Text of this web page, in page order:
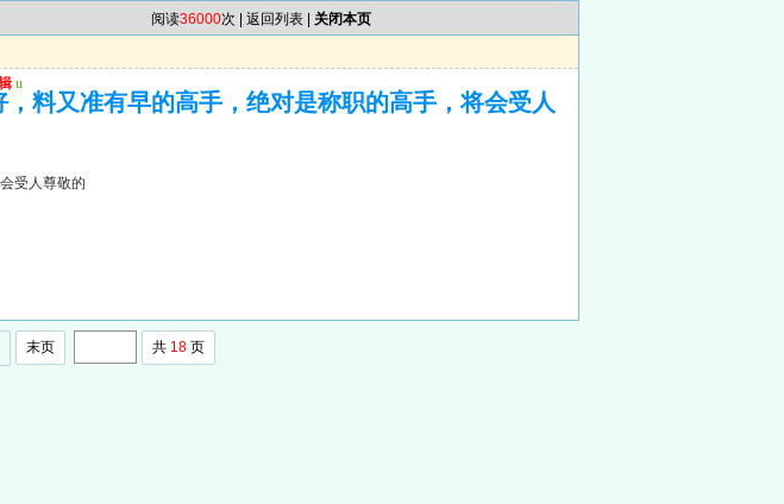
阅读36000次 | 返回列表 关闭本页
u
料又准有早的高手，绝对是称职的高手，将会受人
受人尊敬的
末页 共 18 页